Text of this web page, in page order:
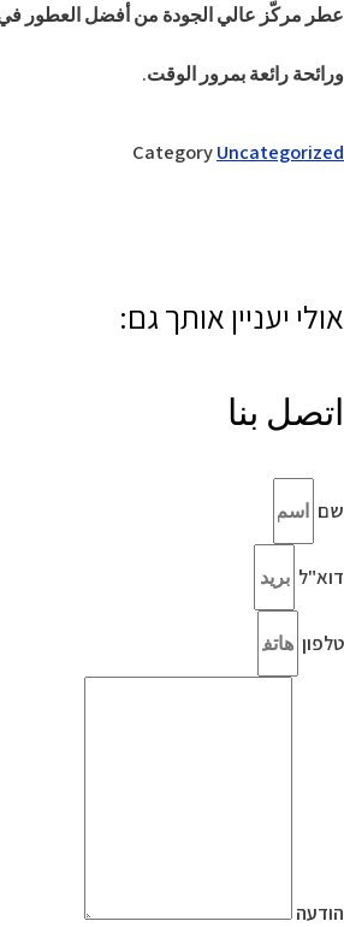
عطر مركّز عالي الجودة من أفضل العطور في
ورائحة رائعة بمرور الوقت.
CategoryUncategorized
אולי יעניין אותך גם:
اتصل بنا
שם
דוא"ל
טלפון
הודעה